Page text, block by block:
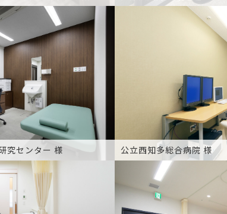
究センター 様 公立西知多総合病院 様